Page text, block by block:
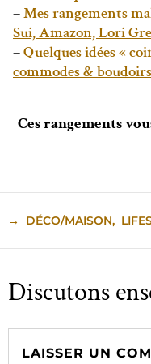
–Mes rangements
Sui, Amazon, Lori
–Quelques idées «
commodes &
Ces rangements
→ DÉCO/MAISON,
Discutons
LAISSER UN